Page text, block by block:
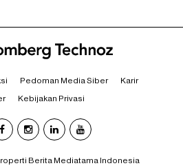
Pedoman Media Siber Karir
Kebijakan Privasi
Berita Mediatama Indonesia